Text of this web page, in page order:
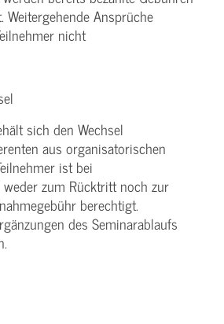
Ansprüche
nicht
sich den Wechsel
aus organisatorischen
ist bei
weder zum Rücktritt noch zur
berechtigt.
des Seminarablaufs